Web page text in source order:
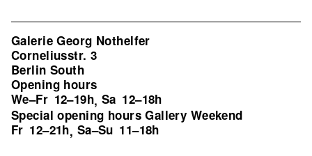
Galerie Georg Nothelfer
Corneliusstr. 3
Berlin South
Opening hours
We–Fr 12–19h, Sa 12–18h
Special opening hours Gallery Weekend
Fr 12–21h, Sa–Su 11–18h